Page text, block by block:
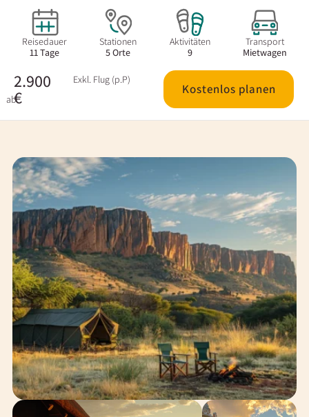
Reisedauer
11 Tage
Stationen
5 Orte
Aktivitäten
9
Transport
Mietwagen
ab
2.900
€
Exkl. Flug (p.P)
Kostenlos planen